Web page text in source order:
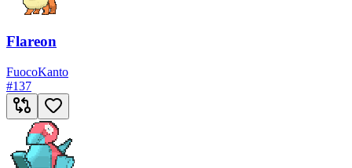
Flareon
FuocoKanto
#137